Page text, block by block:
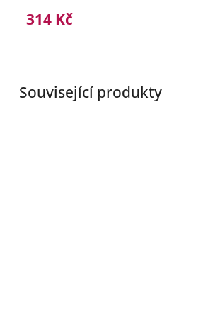
Související produkty
314 Kč